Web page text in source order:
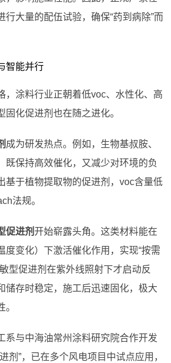
行大量的配伍试验，确保“药到病除”而
智能并行
，涂料行业正朝着低voc、水性化、高
固化促进剂也在随之进化。
成为研发热点。例如，生物基叔胺、
既保持高效催化，又减少对环境的负
基于植物提取物的促进剂，voc含量低
法规。
促进剂开始崭露头角。这类材料能在
度变化）下激活催化作用，实现“按需
型促进剂在紫外线照射下才启动反
储存时稳定，施工后迅速固化，极大
系与中海油常州涂料研究院合作开发
剂”，已在多个风电项目中试点应用，